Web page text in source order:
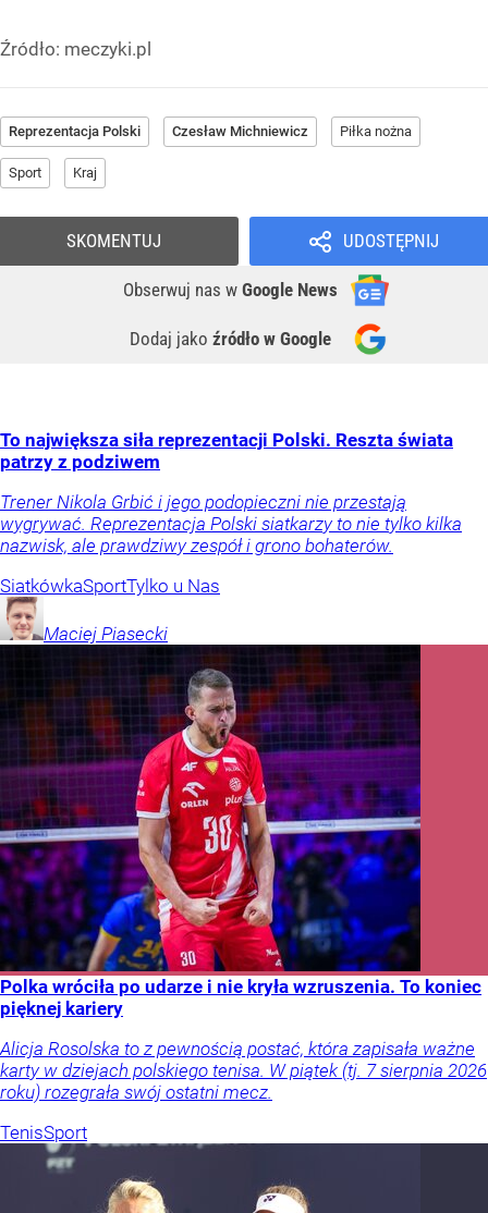
Źródło: meczyki.pl
Reprezentacja Polski Czesław Michniewicz Piłka nożna
Sport Kraj
UDOSTĘPNIJ
Obserwuj nas w Google News
Dodaj jako źródło w Google
SKOMENTUJ
To największa siła reprezentacji Polski. Reszta świata
patrzy z podziwem
Trener Nikola Grbić i jego podopieczni nie przestają
wygrywać. Reprezentacja Polski siatkarzy to nie tylko kilka
nazwisk, ale prawdziwy zespół i grono bohaterów.
SiatkówkaSportTylko u Nas
Maciej Piasecki
Polka wróciła po udarze i nie kryła wzruszenia. To koniec
pięknej kariery
Alicja Rosolska to z pewnością postać, która zapisała ważne
karty w dziejach polskiego tenisa. W piątek (tj. 7 sierpnia 2026
roku) rozegrała swój ostatni mecz.
TenisSport